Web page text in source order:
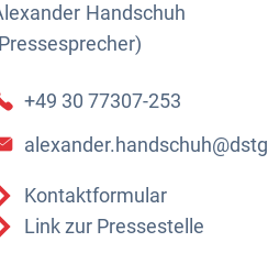
Handschuh
Handschuh
+49 30 77307-253
Kontaktformular
Link zur Pressestelle